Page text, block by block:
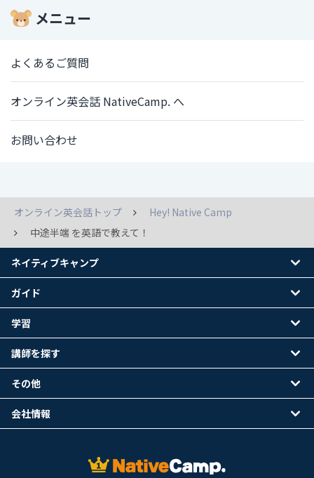
メニュー
よくあるご質問
オンライン英会話 NativeCamp. へ
お問い合わせ
オンライン英会話トップ
Hey! Native Camp
中途半端 を英語で教えて！
ネイティブキャンプ
ガイド
学習
講師を探す
その他
会社情報